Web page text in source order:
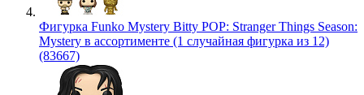
Фигурка Funko Mystery Bitty POP: Stranger Things Season:
Mystery в ассортименте (1 случайная фигурка из 12)
(83667)